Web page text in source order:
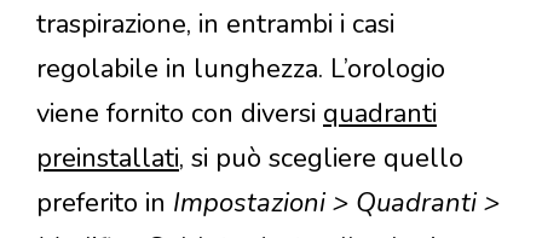
traspirazione, in entrambi i casi
regolabile in lunghezza. L’orologio
viene fornito con diversi quadranti
preinstallati, si può scegliere quello
preferito in Impostazioni > Quadranti >